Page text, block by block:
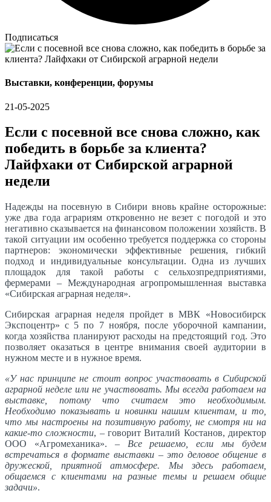
Подписаться
Выставки, конференции, форумы
21-05-2025
Если с посевной все снова сложно, как
победить в борьбе за клиента?
Лайфхаки от Сибирской аграрной
недели
Надежды на посевную в Сибири вновь крайне осторожные:
уже два года аграриям откровенно не везет с погодой и это
негативно сказывается на финансовом положении хозяйств. В
такой ситуации им особенно требуется поддержка со стороны
партнеров: экономически эффективные решения, гибкий
подход и индивидуальные консультации. Одна из лучших
площадок для такой работы с сельхозпредприятиями,
фермерами – Международная агропромышленная выставка
«Сибирская аграрная неделя».
Сибирская аграрная неделя пройдет в МВК «Новосибирск
Экспоцентр» с 5 по 7 ноября, после уборочной кампании,
когда хозяйства планируют расходы на предстоящий год. Это
позволяет оказаться в центре внимания своей аудитории в
нужном месте и в нужное время.
«У нас принципе не стоит вопрос участвовать в Сибирской
аграрной неделе или не участвовать. Мы всегда работаем на
выставке, потому что считаем это необходимым.
Необходимо показывать и новинки нашим клиентам, и то,
что мы настроены на позитивную работу, не смотря ни на
какие-то сложности, – говорит Виталий Костанов, директор
ООО «Агромеханика». – Все решаемо, если мы будем
встречаться в формате выставки – это деловое общение в
дружеской, приятной атмосфере. Мы здесь работаем,
общаемся с клиентами на разные темы и решаем общие
задачи».